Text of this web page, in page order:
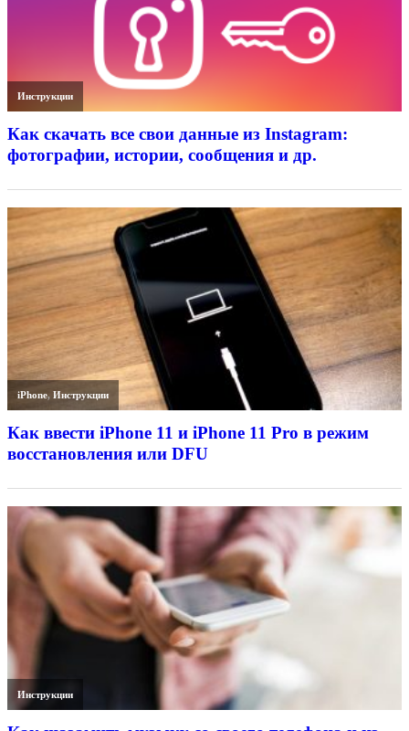
Инструкции
Как скачать все свои данные из Instagram:
фотографии, истории, сообщения и др.
iPhone,Инструкции
Как ввести iPhone 11 и iPhone 11 Pro в режим
восстановления или DFU
Инструкции